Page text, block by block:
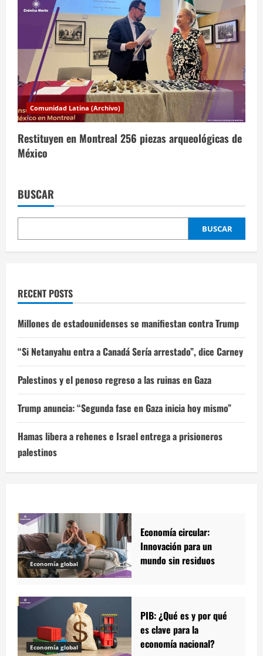
Comunidad Latina (Archivo)
Restituyen en Montreal 256 piezas arqueológicas de
México
BUSCAR
BUSCAR
RECENT POSTS
Millones de estadounidenses se manifiestan contra Trump
“Si Netanyahu entra a Canadá Sería arrestado”, dice Carney
Palestinos y el penoso regreso a las ruinas en Gaza
Trump anuncia: “Segunda fase en Gaza inicia hoy mismo”
Hamas libera a rehenes e Israel entrega a prisioneros
palestinos
Economía global
Economía circular:
Innovación para un
mundo sin residuos
Economía global
PIB: ¿Qué es y por qué
es clave para la
economía nacional?